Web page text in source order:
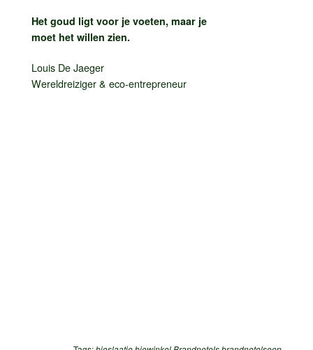
Het goud ligt voor je voeten, maar je
moet het willen zien.
Louis De Jaeger
Wereldreiziger & eco-entrepreneur